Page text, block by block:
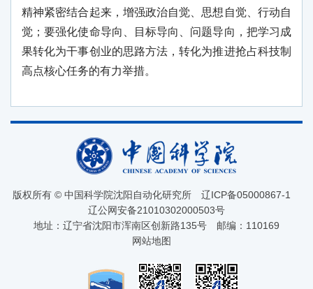
精神紧密结合起来，增强政治自觉、思想自觉、行动自
觉；要强化使命导向、目标导向、问题导向，把学习成
果转化为干事创业的思路方法，转化为推进抢占科技制
高点核心任务的有力举措。
版权所有 © 中国科学院沈阳自动化研究所 辽ICP备05000867-1
辽公网安备21010302000503号
地址：辽宁省沈阳市浑南区创新路135号 邮编：110169
网站地图